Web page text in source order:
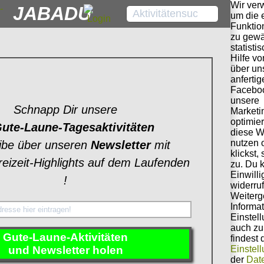
JABADU
Schnapp Dir unsere
Laune-Tagesaktivitäten
über unseren Newslettermit
Highlights auf dem Laufenden
!
Gute-Laune-Aktivitäten
und Newsletter holen
Wir
um die
zu
Hilfe
über
unsere
diese
nutzen
klickst,
zu. Du
auch
findest
der